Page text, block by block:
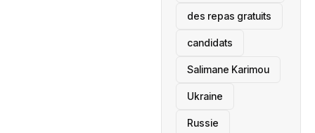
des repas gratuits
candidats
Salimane Karimou
Ukraine
Russie